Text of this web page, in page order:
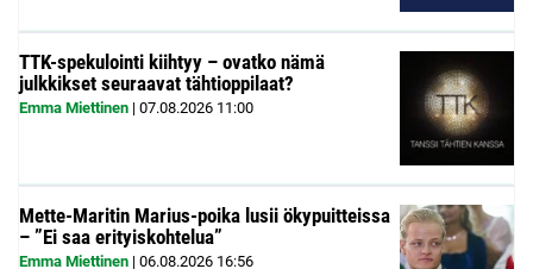
TTK-spekulointi kiihtyy – ovatko nämä
julkkikset seuraavat tähtioppilaat?
Emma Miettinen | 07.08.2026 11:00
Mette-Maritin Marius-poika lusii ökypuitteissa
– ”Ei saa erityiskohtelua”
Emma Miettinen | 06.08.2026 16:56